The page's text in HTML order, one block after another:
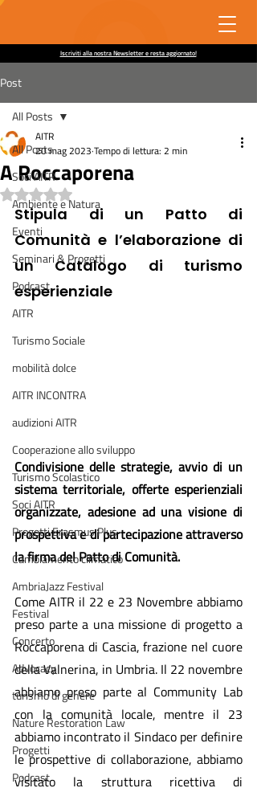
Iscriviti alla nostra Newsletter e resta aggiornato!
Post
All Posts
Soci AITR
Ambiente e Natura
Eventi
Seminari & Progetti
Podcast
AITR
Turismo Sociale
mobilità dolce
AITR INCONTRA
audizioni AITR
Cooperazione allo sviluppo
Turismo Scolastico
Soci AITR
Progetti Erasmus Plus
Cambiamento climatico
AmbriaJazz Festival
Festival
Concerto
Advocacy
turismo di genere
Nature Restoration Law
Progetti
Podcast
All Posts
A Roccaporena
AITR
20 mag 2023 Tempo di lettura: 2 min
Valutazione NaN stelle su 5.
Stipula di un Patto di
Comunità e l’elaborazione di
un Catalogo di turismo
esperienziale
Condivisione delle strategie, avvio di un
sistema territoriale, offerte esperienziali
organizzate, adesione ad una visione di
prospettiva e di partecipazione attraverso
la firma del Patto di Comunità.
Come AITR il 22 e 23 Novembre abbiamo
preso parte a una missione di progetto a
Roccaporena di Cascia, frazione nel cuore
della Valnerina, in Umbria. Il 22 novembre
abbiamo preso parte al Community Lab
con la comunità locale, mentre il 23
abbiamo incontrato il Sindaco per definire
le prospettive di collaborazione, abbiamo
visitato la struttura ricettiva di